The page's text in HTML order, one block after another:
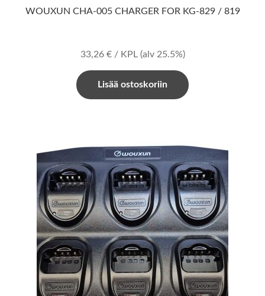
WOUXUN CHA-005 CHARGER FOR KG-829 / 819
33,26 €/ KPL (alv 25.5%)
Lisää ostoskoriin